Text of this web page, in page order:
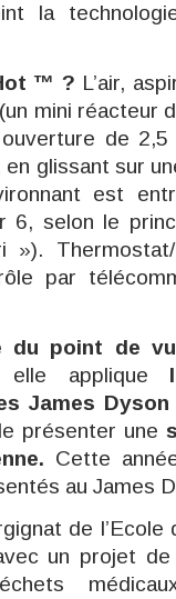
la
™ ? L’air,
mini réacteur
de
en glissant sur
est
6, selon le
par
du point de
elle applique
James Dyson
présenter une
Cette
au James
de
un projet